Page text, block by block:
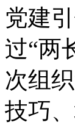
党建
过“两
次组
技巧